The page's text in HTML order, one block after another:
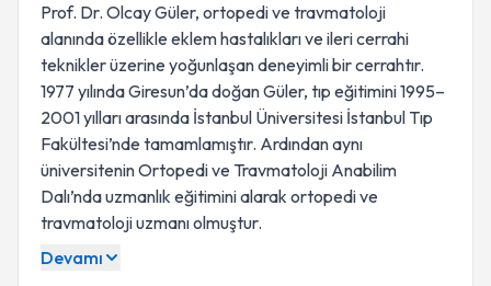
Prof. Dr. Olcay Güler, ortopedi ve travmatoloji
alanında özellikle eklem hastalıkları ve ileri cerrahi
teknikler üzerine yoğunlaşan deneyimli bir cerrahtır.
1977 yılında Giresun’da doğan Güler, tıp eğitimini 1995–
2001 yılları arasında İstanbul Üniversitesi İstanbul Tıp
Fakültesi’nde tamamlamıştır. Ardından aynı
üniversitenin Ortopedi ve Travmatoloji Anabilim
Dalı’nda uzmanlık eğitimini alarak ortopedi ve
travmatoloji uzmanı olmuştur.
Devamı